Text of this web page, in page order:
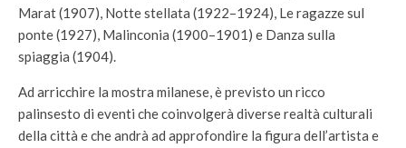
Marat (1907), Notte stellata (1922–1924), Le ragazze sul
ponte (1927), Malinconia (1900–1901) e Danza sulla
spiaggia (1904).
Ad arricchire la mostra milanese, è previsto un ricco
palinsesto di eventi che coinvolgerà diverse realtà culturali
della città e che andrà ad approfondire la figura dell’artista e